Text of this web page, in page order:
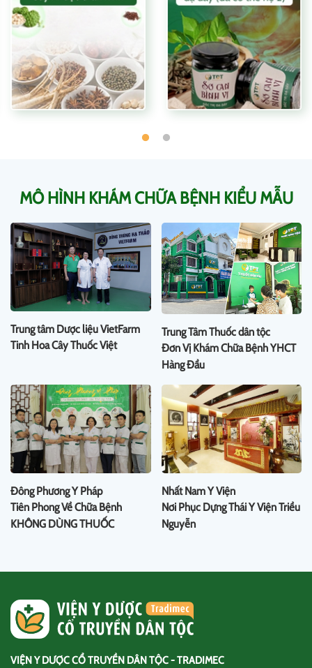
MÔ HÌNH KHÁM CHỮA BỆNH KIỂU MẪU
Trung tâm Dược liệu VietFarm
Tinh Hoa Cây Thuốc Việt
Trung Tâm Thuốc dân tộc
Đơn Vị Khám Chữa Bệnh YHCT
Hàng Đầu
Đông Phương Y Pháp
Tiên Phong Về Chữa Bệnh
KHÔNG DÙNG THUỐC
Nhất Nam Y Viện
Nơi Phục Dựng Thái Y Viện Triều
Nguyễn
VIỆN Y DƯỢC CỔ TRUYỀN DÂN TỘC - TRADIMEC